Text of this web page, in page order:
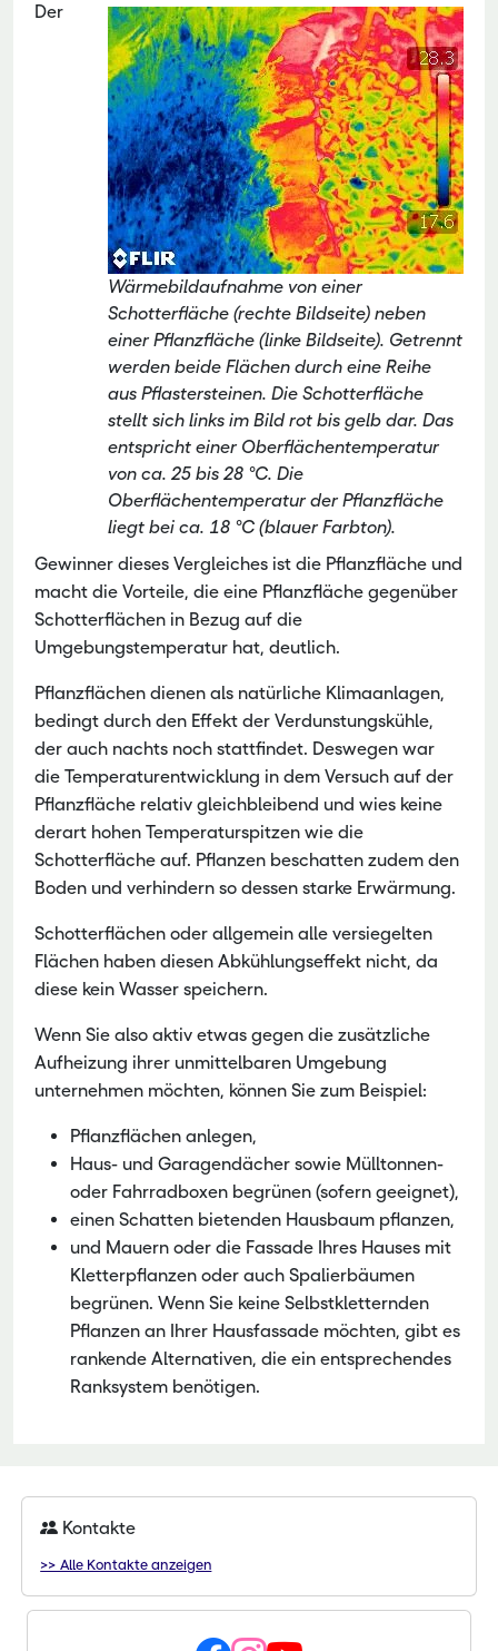
Wärmebildaufnahme von einer
Schotterfläche (rechte Bildseite) neben
einer Pflanzfläche (linke Bildseite). Getrennt
werden beide Flächen durch eine Reihe
aus Pflastersteinen. Die Schotterfläche
stellt sich links im Bild rot bis gelb dar. Das
entspricht einer Oberflächentemperatur
von ca. 25 bis 28 °C. Die
Oberflächentemperatur der Pflanzfläche
liegt bei ca. 18 °C (blauer Farbton).
Der
Gewinner dieses Vergleiches ist die Pflanzfläche und
macht die Vorteile, die eine Pflanzfläche gegenüber
Schotterflächen in Bezug auf die
Umgebungstemperatur hat, deutlich.
Pflanzflächen dienen als natürliche Klimaanlagen,
bedingt durch den Effekt der Verdunstungskühle,
der auch nachts noch stattfindet. Deswegen war
die Temperaturentwicklung in dem Versuch auf der
Pflanzfläche relativ gleichbleibend und wies keine
derart hohen Temperaturspitzen wie die
Schotterfläche auf. Pflanzen beschatten zudem den
Boden und verhindern so dessen starke Erwärmung.
Schotterflächen oder allgemein alle versiegelten
Flächen haben diesen Abkühlungseffekt nicht, da
diese kein Wasser speichern.
Wenn Sie also aktiv etwas gegen die zusätzliche
Aufheizung ihrer unmittelbaren Umgebung
unternehmen möchten, können Sie zum Beispiel:
Pflanzflächen anlegen,
Haus- und Garagendächer sowie Mülltonnen-
oder Fahrradboxen begrünen (sofern geeignet),
einen Schatten bietenden Hausbaum pflanzen,
und Mauern oder die Fassade Ihres Hauses mit
Kletterpflanzen oder auch Spalierbäumen
begrünen. Wenn Sie keine Selbstkletternden
Pflanzen an Ihrer Hausfassade möchten, gibt es
rankende Alternativen, die ein entsprechendes
Ranksystem benötigen.
Kontakte
>> Alle Kontakte anzeigen